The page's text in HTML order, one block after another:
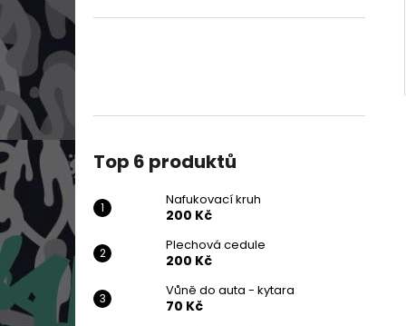
Top 6 produktů
Nafukovací kruh
200 Kč
Plechová cedule
200 Kč
Vůně do auta - kytara
70 Kč